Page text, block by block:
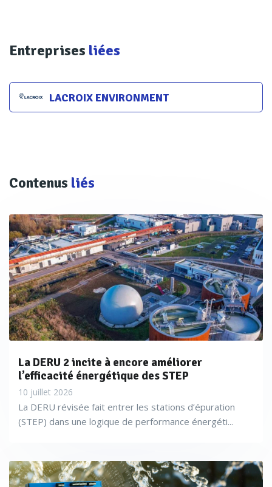
Entreprises liées
LACROIX ENVIRONMENT
Contenus liés
La DERU 2 incite à encore améliorer
l’efficacité énergétique des STEP
10 juillet 2026
La DERU révisée fait entrer les stations d’épuration
(STEP) dans une logique de performance énergéti...